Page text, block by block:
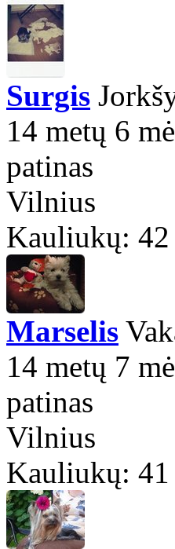
Surgis
14 metų 6
patinas
Vilnius
Kauliukų: 42
Marselis
14 metų 7
patinas
Vilnius
Kauliukų: 41